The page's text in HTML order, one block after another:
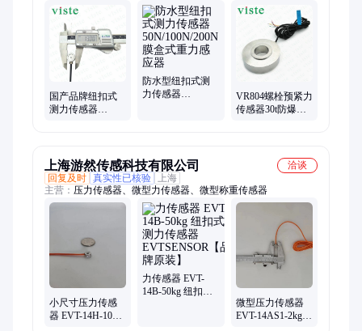
带屏蔽、开关推力、5t3t2t1t500kg、4芯电缆线、拖链电缆线、扭
力感应器、测试感应器、信号放大器、模拟放大器、电机扭力测
速、咬合力感应器、工装夹紧测力、机器人手指捏、咬合力检测
仪、螺丝防松检测、咬合力显示仪
国产品牌纽扣式
测力传感器
防水型纽扣式测
力传感器
VR804螺栓预紧力
传感器30t防爆型
上海游然传感科技有限公司
洽谈
回复及时 真实性已核验
上海
主营： 压力传感器、微型力传感器、微型称重传感器
小尺寸压力传感
器 EVT-14H-10kg
力传感器 EVT-
14B-50kg 纽扣式
微型压力传感器
EVT-14AS1-2kg